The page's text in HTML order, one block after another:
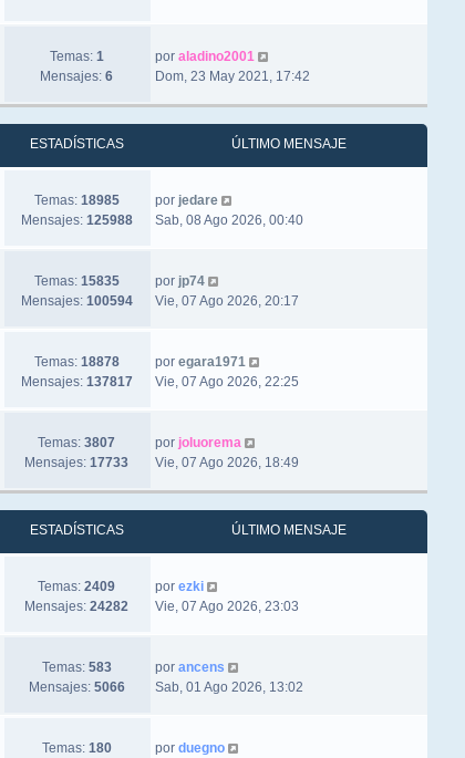
Temas: 1
Mensajes:6
por aladino2001
Dom, 23 May 2021, 17:42
ESTADÍSTICAS ÚLTIMO MENSAJE
Temas: 18985
Mensajes: 125988
por jedare
Sab, 08 Ago 2026, 00:40
Temas: 15835
Mensajes: 100594
por jp74
Vie, 07 Ago 2026, 20:17
Temas: 18878
Mensajes: 137817
por egara1971
Vie, 07 Ago 2026, 22:25
Temas:3807
Mensajes:17733
por joluorema
Vie, 07 Ago 2026, 18:49
ESTADÍSTICAS ÚLTIMO MENSAJE
Temas:2409
Mensajes:24282
por ezki
Vie, 07 Ago 2026, 23:03
Temas: 583
Mensajes: 5066
por ancens
Sab, 01 Ago 2026, 13:02
Temas: 180
por duegno